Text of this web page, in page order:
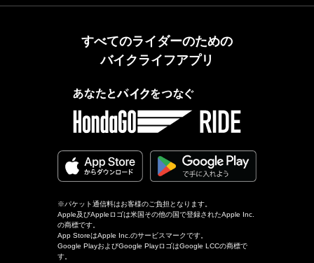
すべてのライダーのための
バイクライフアプリ
※パケット通信料はお客様のご負担となります。
Apple及びAppleロゴは米国その他の国で登録されたApple Inc.
の商標です。
App StoreはApple Inc.のサービスマークです。
Google PlayおよびGoogle PlayロゴはGoogle LCCの商標で
す。